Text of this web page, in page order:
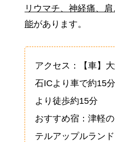
リウマチ、神経痛、
能があります。
アクセス：【車】
石ICより車で約15
より徒歩約15分
おすすめ宿：津軽
テルアップルランド